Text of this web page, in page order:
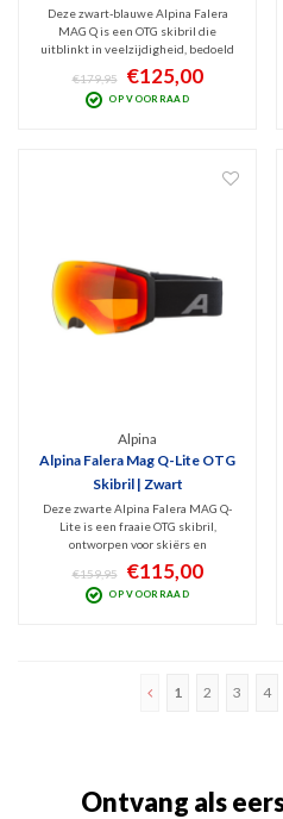
Deze zwart-blauwe Alpina Falera
MAG Q is een OTG skibril die
uitblinkt in veelzijdigheid, bedoeld
voor wintersporters die zich graag
voorbereiden op een wisselend
weerbeeld. V.v. handig, magnetisch
€179,95 €125,00
OP VOORRAAD
Alpina
Alpina Falera Mag Q-Lite OTG
Skibril | Zwart
Deze zwarte Alpina Falera MAG Q-
Lite is een fraaie OTG skibril,
ontworpen voor skiërs en
snowboarders die zich willen
voorbereiden op wisselend weer. Dat
kan dankzij 2 meegeleverde lenzen
€159,95 €115,00
OP VOORRAAD
1 2 3 4
Ontvang als